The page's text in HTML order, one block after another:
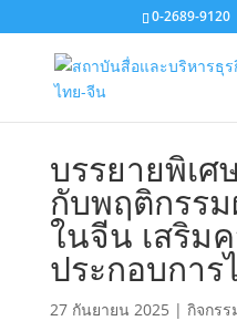
0-2689-9120
บรรยายพิเศ
กับพฤติกรร
ในจีน เสริม
ประกอบการ
27 กันยายน 2025 | กิจกร